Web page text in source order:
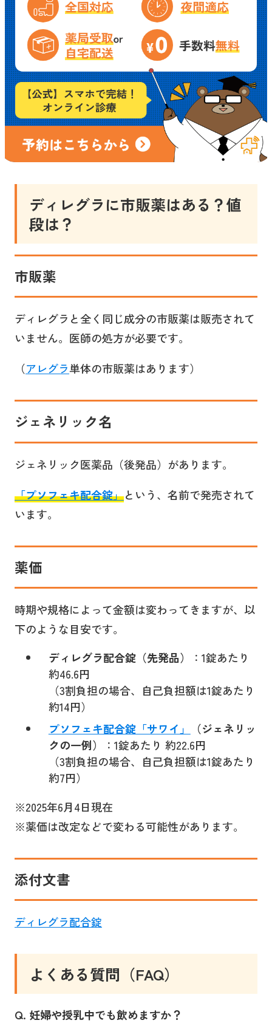
ディレグラに市販薬はある？値
段は？
市販薬
ディレグラと全く同じ成分の市販薬は販売されて
いません。医師の処方が必要です。
（アレグラ単体の市販薬はあります）
ジェネリック名
ジェネリック医薬品（後発品）があります。
「プソフェキ配合錠」という、名前で発売されて
います。
薬価
時期や規格によって金額は変わってきますが、以
下のような目安です。
ディレグラ配合錠（先発品）
：1錠あたり
約46.6円
（3割負担の場合、自己負担額は1錠あたり
約14円）
プソフェキ配合錠「サワイ」
（ジェネリッ
クの一例）
：1錠あたり 約22.6円
（3割負担の場合、自己負担額は1錠あたり
約7円）
※2025年6月4日現在
※薬価は改定などで変わる可能性があります。
添付文書
ディレグラ配合錠
よくある質問（FAQ）
Q. 妊婦や授乳中でも飲めますか？